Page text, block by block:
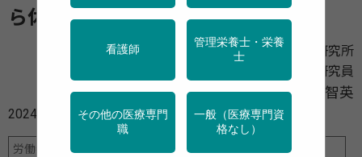
ら休む、休める、休ませる
労働者健康安全機構労働安全衛生総合研究所
過労死等防止調査研究センター 上席研究員
久保 智英
2024年12月10日
労働者の疲労リスク管理・効果的な休み方
看護師
管理栄養士・栄養
士
その他の医療専門
職
一般（医療専門資
格なし）